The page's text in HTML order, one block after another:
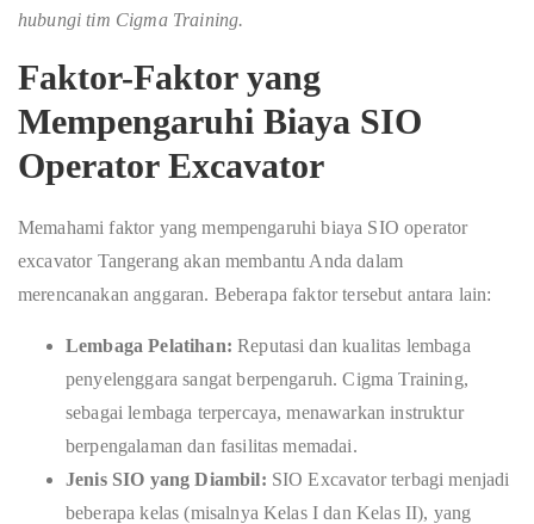
hubungi tim Cigma Training.
Faktor-Faktor yang
Mempengaruhi Biaya SIO
Operator Excavator
Memahami faktor yang mempengaruhi biaya SIO operator
excavator Tangerang akan membantu Anda dalam
merencanakan anggaran. Beberapa faktor tersebut antara lain:
Lembaga Pelatihan: Reputasi dan kualitas lembaga
penyelenggara sangat berpengaruh. Cigma Training,
sebagai lembaga terpercaya, menawarkan instruktur
berpengalaman dan fasilitas memadai.
Jenis SIO yang Diambil: SIO Excavator terbagi menjadi
beberapa kelas (misalnya Kelas I dan Kelas II), yang